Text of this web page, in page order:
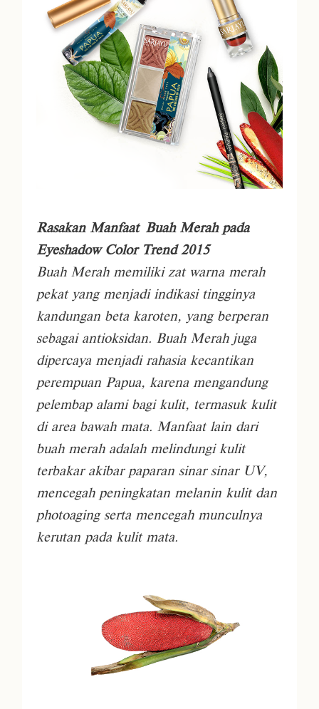
Rasakan Manfaat Buah Merah pada
Eyeshadow Color Trend 2015
Buah Merah memiliki zat warna merah
pekat yang menjadi indikasi tingginya
kandungan beta karoten, yang berperan
sebagai antioksidan. Buah Merah juga
dipercaya menjadi rahasia kecantikan
perempuan Papua, karena mengandung
pelembap alami bagi kulit, termasuk kulit
di area bawah mata. Manfaat lain dari
buah merah adalah melindungi kulit
terbakar akibar paparan sinar sinar UV,
mencegah peningkatan melanin kulit dan
photoaging serta mencegah munculnya
kerutan pada kulit mata.